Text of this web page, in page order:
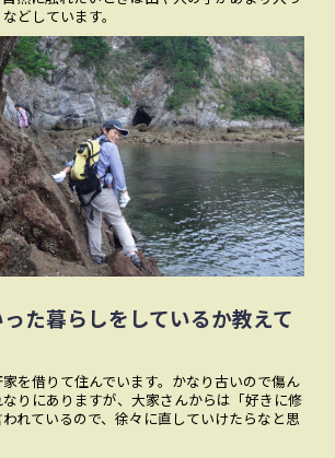
どしています。
た暮らしをしているか教えて
を借りて住んでいます。かなり古いので傷ん
りにありますが、大家さんからは「好きに修
れているので、徐々に直していけたらなと思